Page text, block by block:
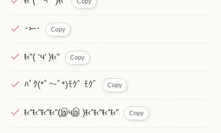
･⤚･ Copy
ŧ‹”( ‘ч’ )ŧ‹” Copy
ﾊﾟｸ(*ﾟ～ﾟ*)ﾓｸﾞ ﾓｸﾞ Copy
ŧ‹”ŧ‹”ŧ‹”ŧ‹”(இчஇ )ŧ‹”ŧ‹”ŧ‹”ŧ‹” Copy